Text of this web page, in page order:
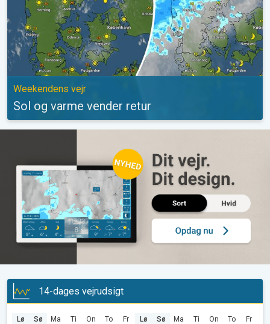
Weekendens vejr
Sol og varme vender retur
14-dages vejrudsigt
Lø Sø Ma Ti On To Fr Lø Sø Ma Ti On To Fr